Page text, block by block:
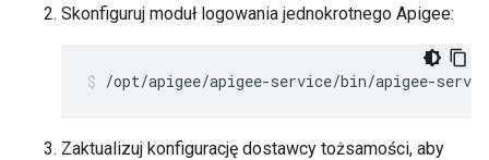
Skonfiguruj moduł logowania jednokrotnego Apigee:
/opt/apigee/apigee-service/bin/apigee-
Zaktualizuj konfigurację dostawcy tożsamości, aby